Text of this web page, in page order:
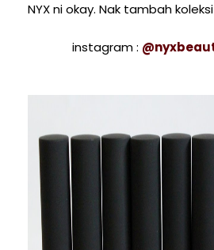
NYX ni okay. Nak tambah koleksi
instagram :